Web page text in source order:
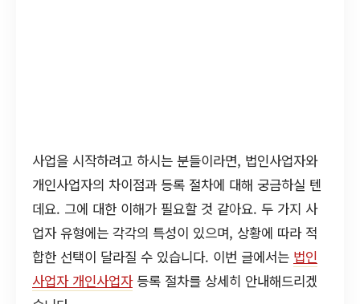
사업을 시작하려고 하시는 분들이라면, 법인사업자와
개인사업자의 차이점과 등록 절차에 대해 궁금하실 텐
데요. 그에 대한 이해가 필요할 것 같아요. 두 가지 사
업자 유형에는 각각의 특성이 있으며, 상황에 따라 적
합한 선택이 달라질 수 있습니다. 이번 글에서는 법인
사업자 개인사업자등록 절차를 상세히 안내해드리겠